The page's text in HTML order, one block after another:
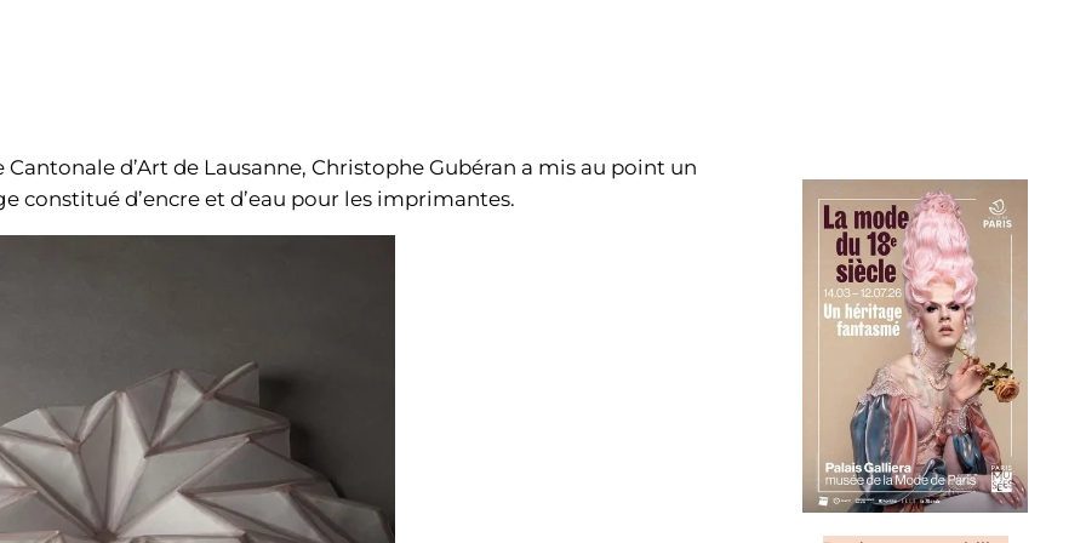
Cantonale d’Art de Lausanne, Christophe Gubéran a mis au point un
constitué d’encre et d’eau pour les imprimantes.